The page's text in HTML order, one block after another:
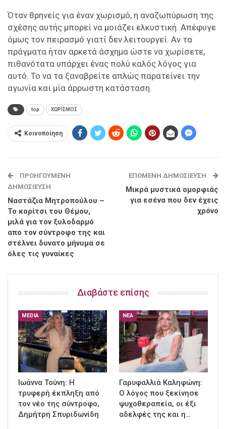
Όταν θρηνείς για έναν χωρισμό, η αναζωπύρωση της
σχέσης αυτής μπορεί να μοιάζει ελκυστική. Απέφυγε
όμως τον πειρασμό γιατί δεν λειτουργεί. Αν τα
πράγματα ήταν αρκετά άσχημα ώστε να χωρίσετε,
πιθανότατα υπάρχει ένας πολύ καλός λόγος για
αυτό. Το να τα ξαναβρείτε απλώς παρατείνει την
αγωνία και μία άρρωστη κατάσταση.
top ΧΩΡΙΣΜΟΣ
Κοινοποίηση
ΠΡΟΗΓΟΎΜΕΝΗ
ΔΗΜΟΣΊΕΥΣΗ
Ναστάζια Μητροπούλου –
Το κορίτσι του Θέμου,
μιλά για τον ξυλοδαρμό
απο τον σύντροφο της και
στέλνει δυνατο μήνυμα σε
όλες τις γυναίκες
ΕΠΌΜΕΝΗ ΔΗΜΟΣΊΕΥΣΗ
Μικρά μυστικά ομορφιάς
για εσένα που δεν έχεις
χρόνο
Διαβάστε επίσης
MEDIA
Ιωάννα Τούνη: Η
τρυφερή έκπληξη από
τον νέο της σύντροφο,
Δημήτρη Σπυριδωνίδη
ΝΈΑ
Γαρυφαλλιά Καληφώνη:
Ο λόγος που ξεκίνησε
ψυχοθεραπεία, οι έξι
αδελφές της και η…